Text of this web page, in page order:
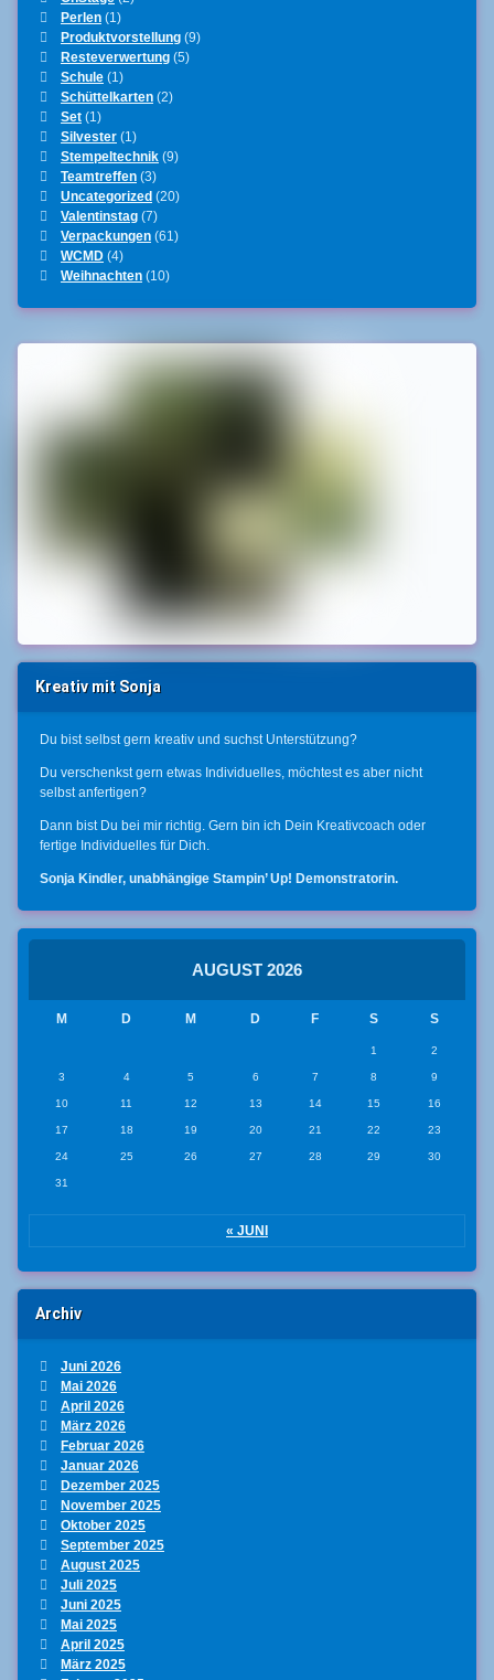
Perlen(1)
Produktvorstellung(9)
Resteverwertung(5)
Schule(1)
Schüttelkarten(2)
Set(1)
Silvester(1)
Stempeltechnik(9)
Teamtreffen(3)
Uncategorized (20)
Valentinstag(7)
Verpackungen(61)
WCMD(4)
Weihnachten(10)
Kreativ mit Sonja
Du bist selbst gern kreativ und suchst Unterstützung?
Du verschenkst gern etwas Individuelles, möchtest es aber nicht
selbst anfertigen?
Dann bist Du bei mir richtig. Gern bin ich Dein Kreativcoach oder
fertige Individuelles für Dich.
Sonja Kindler, unabhängige Stampin’ Up! Demonstratorin.
AUGUST 2026
M D M D F S S
1 2
3 4 5 6 7 8 9
10 11 12 13 14 15 16
17 18 19 20 21 22 23
24 25 26 27 28 29 30
31
« JUNI
Archiv
Juni 2026
Mai 2026
April 2026
März 2026
Februar 2026
Januar 2026
Dezember 2025
November 2025
Oktober 2025
September 2025
August 2025
Juli 2025
Juni 2025
Mai 2025
April 2025
März 2025